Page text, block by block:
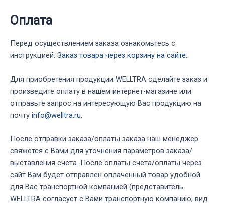
Оплата
Перед осуществлением заказа ознакомьтесь с
инструкцией: Заказ товара через корзину на сайте.
Для приобретения продукции WELLTRA сделайте заказ и
произведите оплату в нашем интернет-магазине или
отправьте запрос на интересующую Вас продукцию на
почту info@welltra.ru.
После отправки заказа/оплаты заказа наш менеджер
свяжется с Вами для уточнения параметров заказа/
выставления счета. После оплаты счета/оплаты через
сайт Вам будет отправлен оплаченный товар удобной
для Вас транспортной компанией (представитель
WELLTRA согласует с Вами транспортную компанию, вид